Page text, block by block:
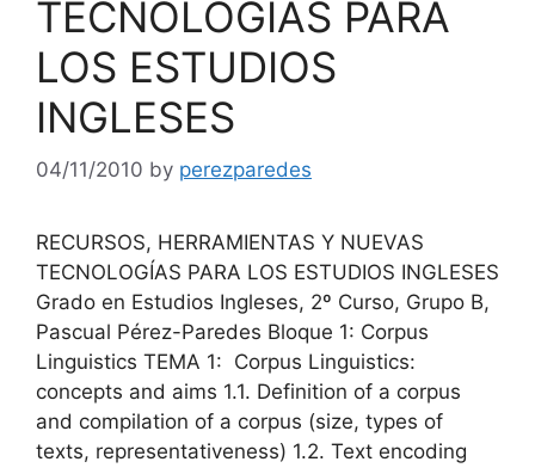
TECNOLOGÍAS PARA
LOS ESTUDIOS
INGLESES
04/11/2010 by perezparedes
RECURSOS, HERRAMIENTAS Y NUEVAS
TECNOLOGÍAS PARA LOS ESTUDIOS INGLESES
Grado en Estudios Ingleses, 2º Curso, Grupo B,
Pascual Pérez-Paredes Bloque 1: Corpus
Linguistics TEMA 1: Corpus Linguistics:
concepts and aims 1.1. Definition of a corpus
and compilation of a corpus (size, types of
texts, representativeness) 1.2. Text encoding